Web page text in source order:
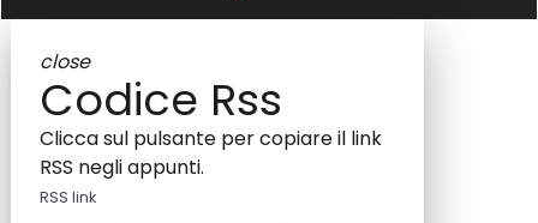
close
Codice Rss
Clicca sul pulsante per copiare il link
RSS negli appunti.
RSS link